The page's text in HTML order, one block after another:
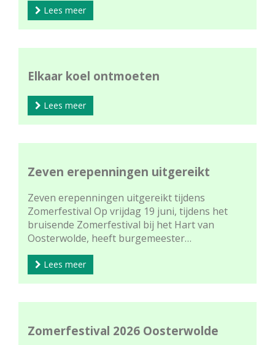
Lees meer
Elkaar koel ontmoeten
Lees meer
Zeven erepenningen uitgereikt
Zeven erepenningen uitgereikt tijdens
Zomerfestival Op vrijdag 19 juni, tijdens het
bruisende Zomerfestival bij het Hart van
Oosterwolde, heeft burgemeester…
Lees meer
Zomerfestival 2026 Oosterwolde